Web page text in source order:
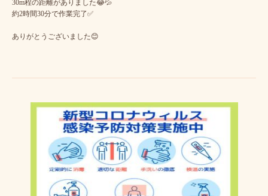
30m程の距離がありました😂💦
約2時間30分で作業完了✅
ありがとうございました😊